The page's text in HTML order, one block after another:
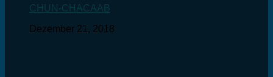
CHUN-CHACAAB
Dezember 21, 2018